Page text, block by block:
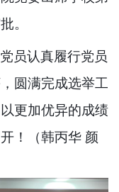
。
员认真履行党员
圆满完成选举工
更加优异的成绩
！
（韩丙华 颜